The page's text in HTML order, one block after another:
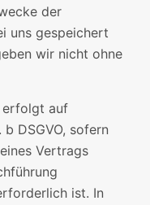
der
uns gespeichert
wir nicht ohne
erfolgt auf
DSGVO, sofern
Vertrags
ist. In